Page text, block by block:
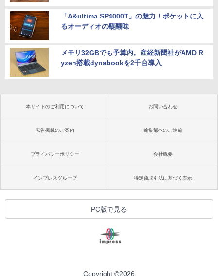
「A&ultima SP4000T」の魅力！ポケットに入
るオーディオの醍醐味
メモリ32GBでも予算内。産経新聞社がAMD R
yzen搭載dynabookを2千台導入
本サイトのご利用について お問い合わせ
広告掲載のご案内 編集部へのご連絡
プライバシーポリシー 会社概要
インプレスグループ 特定商取引法に基づく表示
PC版で見る
Copyright ©2026